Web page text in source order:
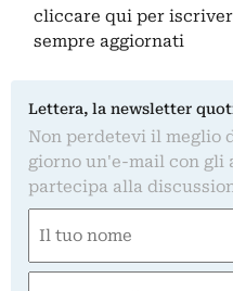
cliccare qui per
sempre aggiornati
Lettera, la newsletter
Non perdetevi il meglio
giorno un'e-mail con gli
partecipa alla
(Required)
First